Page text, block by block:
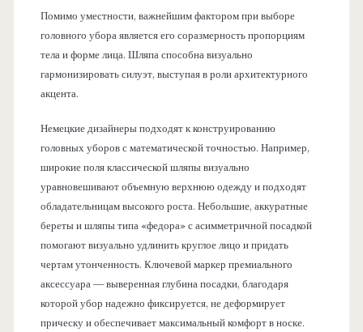
Помимо уместности, важнейшим фактором при выборе
головного убора является его соразмерность пропорциям
тела и форме лица. Шляпа способна визуально
гармонизировать силуэт, выступая в роли архитектурного
акцента.
Немецкие дизайнеры подходят к конструированию
головных уборов с математической точностью. Например,
широкие поля классической шляпы визуально
уравновешивают объемную верхнюю одежду и подходят
обладательницам высокого роста. Небольшие, аккуратные
береты и шляпы типа «федора» с асимметричной посадкой
помогают визуально удлинить круглое лицо и придать
чертам утонченность. Ключевой маркер премиального
аксессуара — выверенная глубина посадки, благодаря
которой убор надежно фиксируется, не деформирует
прическу и обеспечивает максимальный комфорт в носке.